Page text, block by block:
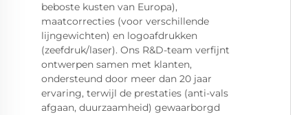
beboste kusten van Europa),
maatcorrecties (voor verschillende
lijngewichten) en logoafdrukken
(zeefdruk/laser). Ons R&D-team verfijnt
ontwerpen samen met klanten,
ondersteund door meer dan 20 jaar
ervaring, terwijl de prestaties (anti-vals
afgaan, duurzaamheid) gewaarborgd